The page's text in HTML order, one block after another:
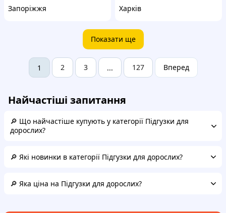
Запоріжжя
Харків
Показати ще
1 2 3 ... 127 Вперед
Найчастіші запитання
🔎 Що найчастіше купують у категорії Підгузки для
дорослих?
🔎 Які новинки в категорії Підгузки для дорослих?
🔎 Яка ціна на Підгузки для дорослих?